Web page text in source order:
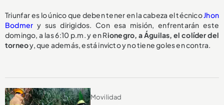
Triunfar es lo único que deben tener en la cabeza el técnicoJhon
Bodmer y sus dirigidos. Con esa misión, enfrentarán este
domingo, a las 6:10 p.m. y en Rionegro, a Águilas, el colíder del
torneoy, que además, está invicto y no tiene goles en contra.
Movilidad